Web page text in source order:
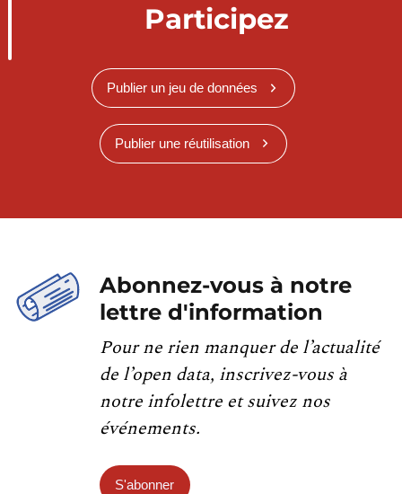
Participez
Publier un jeu de données
Publier une réutilisation
Abonnez-vous à notre
lettre d'information
Pour ne rien manquer de l’actualité
de l’open data, inscrivez-vous à
notre infolettre et suivez nos
événements.
S'abonner